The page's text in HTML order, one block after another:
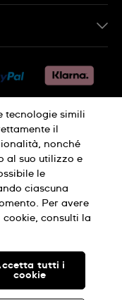
Cookies
legali
tecnologie simili
il
nonché
al suo utilizzo e
le
ciascuna
Per avere
consulti la
tutti i
cookie